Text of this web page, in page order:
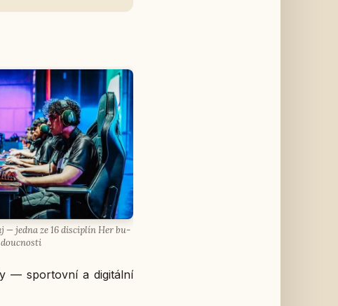
— jedna ze 16 dis­ci­plín Her bu­
douc­nos­ti
— spor­tov­ní a di­gi­tál­ní